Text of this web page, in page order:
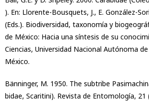
). En: Llorente-Bousquets, J., E. González-
(Eds.). Biodiversidad, taxonomía y
de México: Hacia una síntesis de su
Ciencias, Universidad Nacional Autónoma
México.
Bänninger, M. 1950. The subtribe
bidae, Scaritini). Revista de Entomología, 21